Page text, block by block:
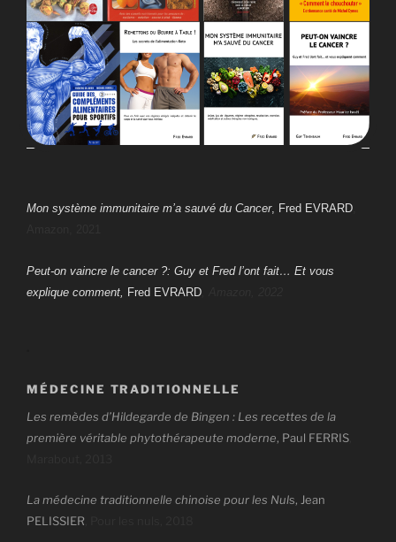
Mon système immunitaire m’a sauvé du Cancer, Fred EVRARD
Peut-on vaincre le cancer ?: Guy et Fred l’ont fait… Et vous
explique comment, Fred EVRARD
MÉDECINE TRADITIONNELLE
Les remèdes d’Hildegarde de Bingen : Les recettes de la
première véritable phytothérapeute moderne, Paul FERRIS
La médecine traditionnelle chinoise pour les Nuls, Jean
PELISSIER